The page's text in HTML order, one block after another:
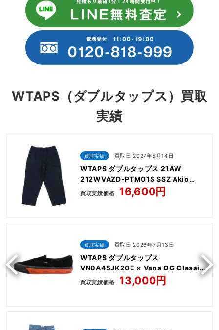
WTAPS（ダブルタップス）買取
実績
買取実績 買取日 2027年5月14日
WTAPS ダブルタップス 21AW
212WVAZD-PTM01S SSZ Akio
Hasegawa エス エス ズィー アキオハ
セガワ TAC-TIC-R TROUSERS
買取実績価格 16,600円
買取実績 買取日 2026年7月13日
WTAPS ダブルタップス
VN0A45JK20E × Vans OG Classic
Slip On LX Black
買取実績価格 13,000円